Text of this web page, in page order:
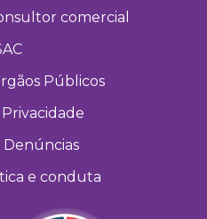
comercial
Públicos
Denúncias
e conduta